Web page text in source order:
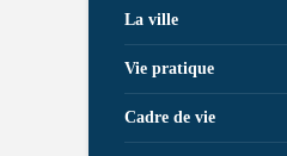
La ville
Vie pratique
Cadre de vie